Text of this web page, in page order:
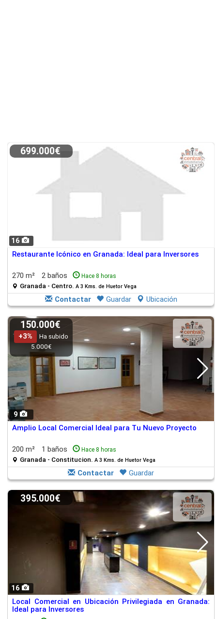
16
699.000€
Restaurante Icónico en Granada: Ideal para Inversores
270 m² 2 baños Hace 8 horas
Granada - Centro. A 3 Kms. de Huetor Vega
Contactar Guardar Ubicación
9
150.000€
+3%
Ha subido
5.000€
Amplio Local Comercial Ideal para Tu Nuevo Proyecto
200 m² 1 baños Hace 8 horas
Granada - Constitucion. A 3 Kms. de Huetor Vega
Contactar Guardar
16
395.000€
Local Comercial en Ubicación Privilegiada en Granada:
Ideal para Inversores